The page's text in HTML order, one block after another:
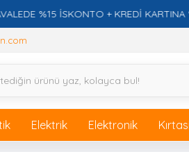
%15 İSKONTO + KREDİ KARTINA
Elektrik Elektronik